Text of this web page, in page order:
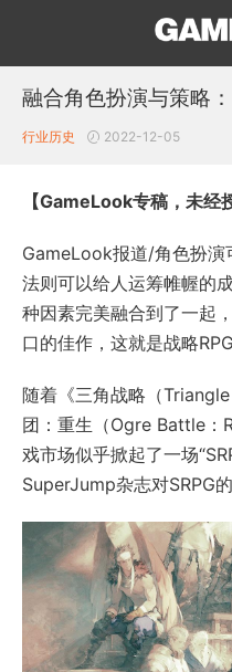
融合角色扮演与策略
行业历史 2022-12-05
【GameLook专稿，未经
GameLook报道/角色扮演
法则可以给人运筹帷幄的
种因素完美融合到了一起
口的佳作，这就是战略RPG
随着《三角战略（
团：重生（Ogre Battle：
戏市场似乎掀起了一场
SuperJump杂志对SRPG